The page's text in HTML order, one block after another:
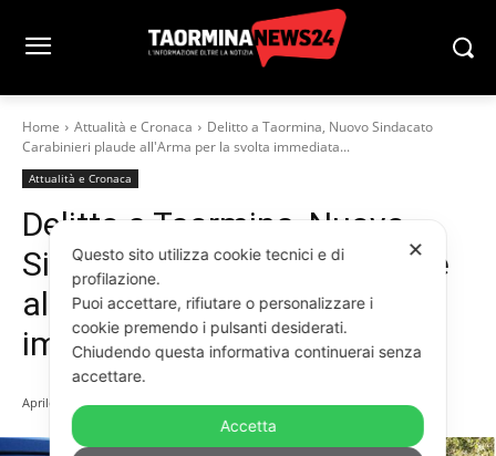
Home Attualità e Cronaca
Delitto a Taormina, Nuovo Sindacato
Carabinieri plaude all'Arma per la svolta immediata...
Attualità e Cronaca
Delitto a Taormina, Nuovo
Sindacato Carabinieri plaude
all’Arma per la svolta
immediata nelle indagini
Aprile 29, 2026
✕
Questo sito utilizza cookie tecnici e di
profilazione.
Puoi accettare, rifiutare o personalizzare i
cookie premendo i pulsanti desiderati.
Chiudendo questa informativa continuerai senza
accettare.
Accetta